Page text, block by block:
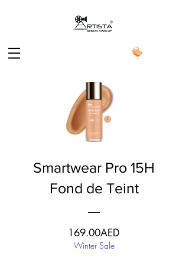
Smartwear Pro 15H
Fond de Teint
169.00AED
Winter Sale